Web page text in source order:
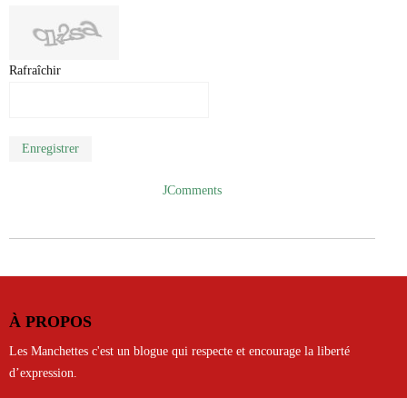
Rafraîchir
Enregistrer
JComments
À PROPOS
Les Manchettes c'est un blogue qui respecte et encourage la liberté
d’expression.